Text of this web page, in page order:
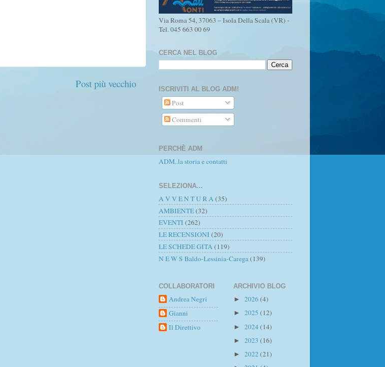
Post più vecchio
Via Roma 54, 37063 – Isola Della Scala (VR) -
Tel. 045 663 00 69
CERCA NEL BLOG
ISCRIVITI AL BLOG ADM!
Post
Commenti
PERCHÈ ADM
ADM..la storia e contatti
SELEZIONA...
A V V E N T U R A (35)
AMBIENTE(32)
EVENTI (262)
LE RECENSIONI (20)
LE SCHEDE GITA (119)
N E W S Baldo-Lessinia-Carega (139)
COLLABORATORI
Andrea Negri
Gianni
Il Direttivo
ARCHIVIO BLOG
► 2026(4)
► 2025 (12)
► 2024(14)
► 2023 (16)
► 2022 (21)